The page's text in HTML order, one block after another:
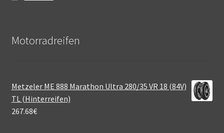
Motorradreifen
Metzeler ME 888 Marathon Ultra 280/35 VR 18 (84V)
TL (Hinterreifen)
267.68€